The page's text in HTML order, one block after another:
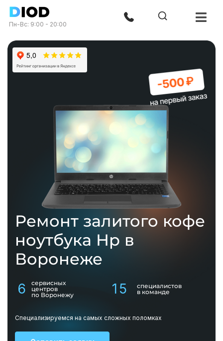
Пн-Вс: 9:00 - 20:00
Ремонт залитого кофе
ноутбука Hp в
Воронеже
6
сервисных
центров
по Воронежу
15
специалистов
в команде
Специализируемся на самых сложных поломках